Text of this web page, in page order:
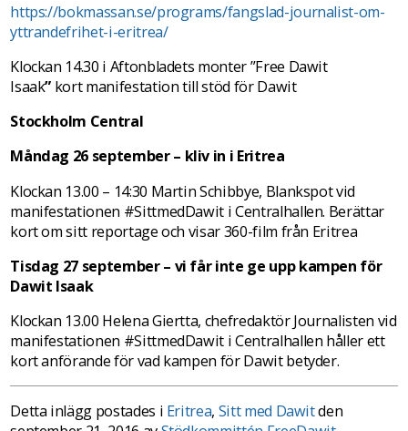
https://bokmassan.se/programs/fangslad-journalist-om-
yttrandefrihet-i-eritrea/
Klockan 14.30 i Aftonbladets monter ”Free Dawit
Isaak” kort manifestation till stöd för Dawit
Stockholm Central
Måndag 26 september – kliv in i Eritrea
Klockan 13.00 – 14:30 Martin Schibbye, Blankspot vid
manifestationen #SittmedDawit i Centralhallen. Berättar
kort om sitt reportage och visar 360-film från Eritrea
Tisdag 27 september – vi får inte ge upp kampen för
Dawit Isaak
Klockan 13.00 Helena Giertta, chefredaktör Journalisten vid
manifestationen #SittmedDawit i Centralhallen håller ett
kort anförande för vad kampen för Dawit betyder.
Detta inlägg postades i Eritrea, Sitt med Dawitden